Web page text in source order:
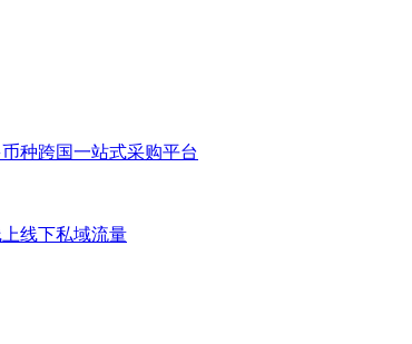
种跨国一站式采购平台
线下私域流量